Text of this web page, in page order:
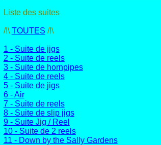
Liste des suites
/!\ TOUTES /!\
1 - Suite de jigs
2 - Suite de reels
3 - Suite de hornpipes
4 - Suite de reels
5 - Suite de jigs
6 - Air
7 - Suite de reels
8 - Suite de slip jigs
9 - Suite Jig / Reel
10 - Suite de 2 reels
11 - Down by the Sally Gardens